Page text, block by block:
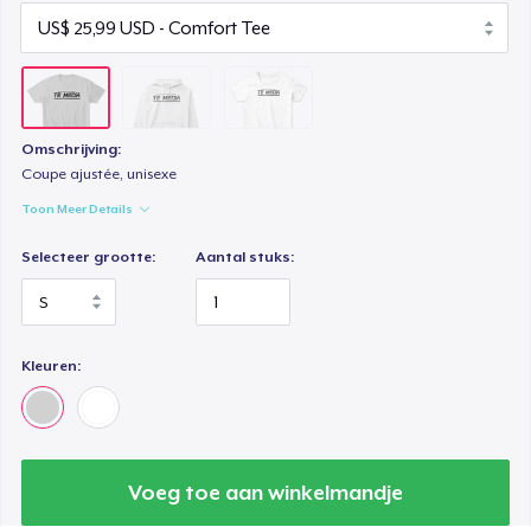
Omschrijving:
Coupe ajustée, unisexe
Toon Meer Details
Selecteer grootte: Aantal stuks:
Kleuren:
Voeg toe aan winkelmandje